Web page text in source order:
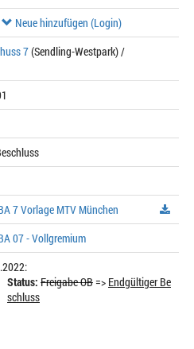
Neue hinzufügen (Login)
7(Sendling-Westpark) /
7 Vorlage MTV München
07 - Vollgremium
Status: Freigabe OB=> Endgültiger Be
schluss